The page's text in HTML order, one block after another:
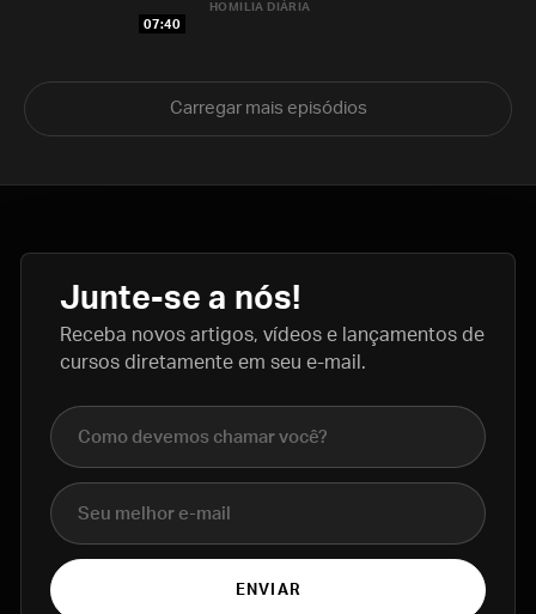
07:40
HOMILIA DIÁRIA
Carregar mais episódios
Junte-se a nós!
Receba novos artigos, vídeos e lançamentos de
cursos diretamente em seu e-mail.
Nome completo
E-mail
ENVIAR